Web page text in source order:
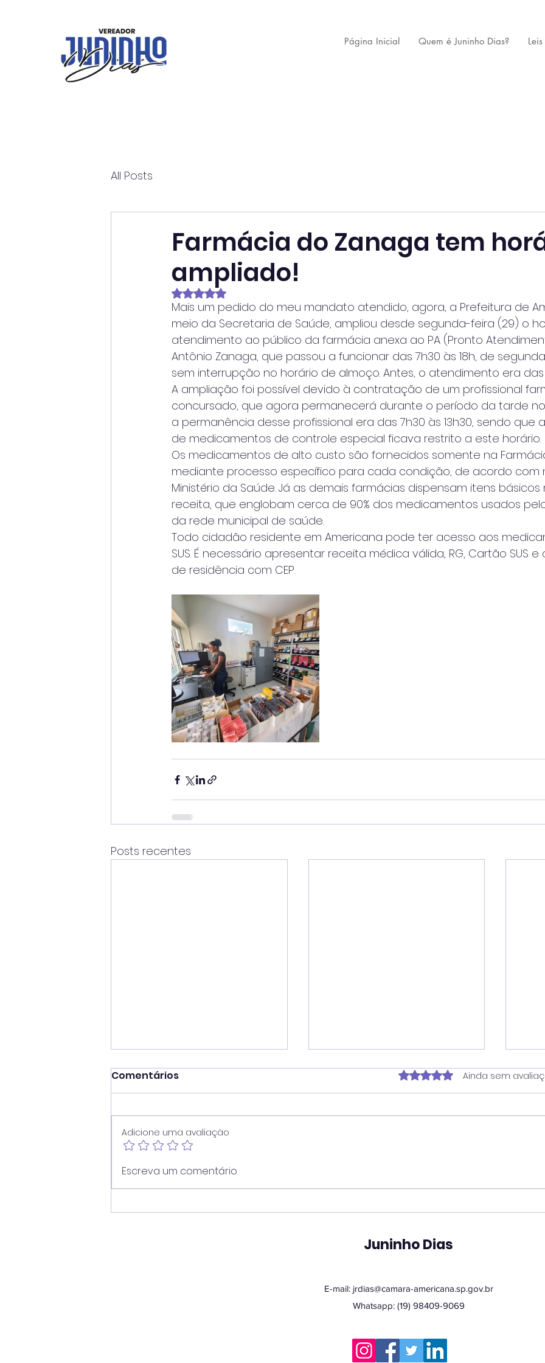
Página Inicial Quem é Juninho Dias?
All Posts
Farmácia do Zanaga tem
ampliado!
Avaliado com NaN de 5 estrelas.
Mais um pedido do meu mandato atendido, agora, a Prefeitura de
meio da Secretaria de Saúde, ampliou desde segunda-feira (29) o
atendimento ao público da farmácia anexa ao PA (Pronto
Antônio Zanaga, que passou a funcionar das 7h30 às 18h, de
sem interrupção no horário de almoço. Antes, o atendimento era das
A ampliação foi possível devido à contratação de um profissional
concursado, que agora permanecerá durante o período da tarde no
a permanência desse profissional era das 7h30 às 13h30, sendo que
de medicamentos de controle especial ficava restrito a este horário.
Os medicamentos de alto custo são fornecidos somente na
mediante processo específico para cada condição, de acordo com
Ministério da Saúde. Já as demais farmácias dispensam itens
receita, que englobam cerca de 90% dos medicamentos usados
da rede municipal de saúde.
Todo cidadão residente em Americana pode ter acesso aos
SUS. É necessário apresentar receita médica válida, RG, Cartão SUS
de residência com CEP.
Posts recentes
Vereador Juninho Dias
propõe modernização
contra dependência em
atendimento ampliado
pelo SUS
Comentários Avaliado com 0 de 5
Ainda sem
Adicione uma avaliação
Escreva um comentário
Juninho Dias
E-mail: jrdias@camara-americana.sp.gov.br
Whatsapp: (19) 98409-9069